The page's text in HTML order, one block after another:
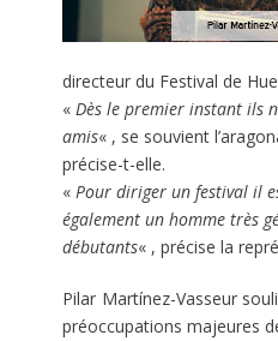
directeur du Festival de
« Dès le premier instant ils
amis« , se souvient
précise-t-elle.
« Pour diriger un festival il
également un homme très
débutants« , précise la
Pilar Martínez-Vasseur
préoccupations majeures